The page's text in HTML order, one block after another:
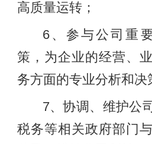
高质量运转；
6、参与公司重
策，为企业的经营、
务方面的专业分析和决
7、协调、维护公
税务等相关政府部门